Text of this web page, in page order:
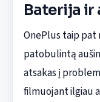
Baterija ir
OnePlus taip pat
patobulintą
atsakas į
filmuojant ilgiau